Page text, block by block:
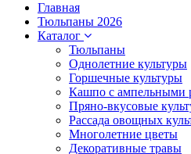
Главная
Тюльпаны 2026
Каталог
Тюльпаны
Однолетние культуры
Горшечные культуры
Кашпо с ампельными
Пряно-вкусовые
Рассада овощных
Многолетние цветы
Декоративные травы